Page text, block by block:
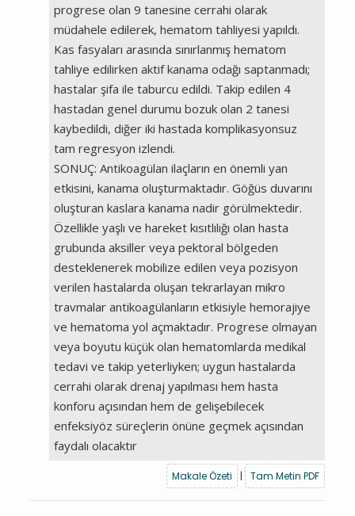
progrese olan 9 tanesine cerrahi olarak
müdahele edilerek, hematom tahliyesi yapıldı.
Kas fasyaları arasında sınırlanmış hematom
tahliye edilirken aktif kanama odağı saptanmadı;
hastalar şifa ile taburcu edildi. Takip edilen 4
hastadan genel durumu bozuk olan 2 tanesi
kaybedildi, diğer iki hastada komplikasyonsuz
tam regresyon izlendi.
SONUÇ: Antikoagülan ilaçların en önemli yan
etkisini, kanama oluşturmaktadır. Göğüs duvarını
oluşturan kaslara kanama nadir görülmektedir.
Özellikle yaşlı ve hareket kısıtlılığı olan hasta
grubunda aksiller veya pektoral bölgeden
desteklenerek mobilize edilen veya pozisyon
verilen hastalarda oluşan tekrarlayan mikro
travmalar antikoagülanların etkisiyle hemorajiye
ve hematoma yol açmaktadır. Progrese olmayan
veya boyutu küçük olan hematomlarda medikal
tedavi ve takip yeterliyken; uygun hastalarda
cerrahi olarak drenaj yapılması hem hasta
konforu açısından hem de gelişebilecek
enfeksiyöz süreçlerin önüne geçmek açısından
faydalı olacaktır
Makale Özeti | Tam Metin PDF